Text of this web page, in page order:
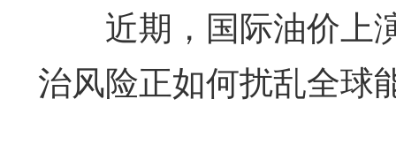
近期，国际油价上演
治风险正如何扰乱全球